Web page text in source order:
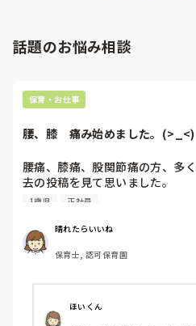
話題のお悩み相談
保育・お仕事
腰、膝　痛み始めました。(>_<)
腰痛、膝痛、股関節痛の方、多
去の投稿を見て思いました。
という私も、２週間前、初めて
右腰が痛くて、起き上がれない。
ようやく立てたら、しゃがめな
驚きました。
1歳児 正社員
晴れたらいいね
保育士, 認可保育園
ほいくん